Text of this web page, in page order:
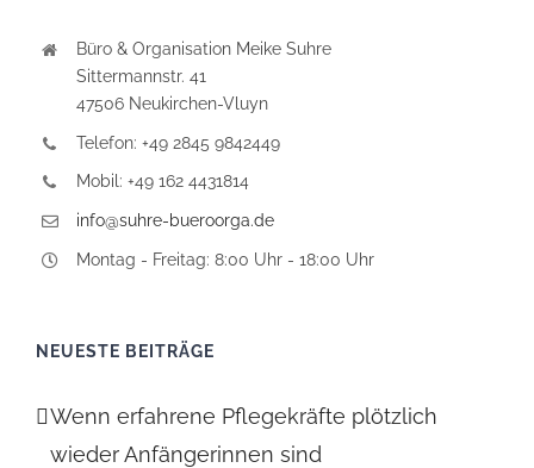
Büro & Organisation Meike Suhre
Sittermannstr. 41
47506 Neukirchen-Vluyn
Telefon: +49 2845 9842449
Mobil: +49 162 4431814
info@suhre-bueroorga.de
Montag - Freitag: 8:00 Uhr - 18:00 Uhr
NEUESTE BEITRÄGE
Wenn erfahrene Pflegekräfte plötzlich
wieder Anfängerinnen sind